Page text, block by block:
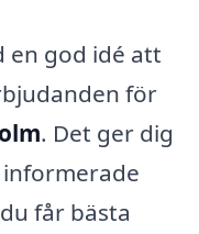
en god idé att
för
. Det ger dig
får bästa